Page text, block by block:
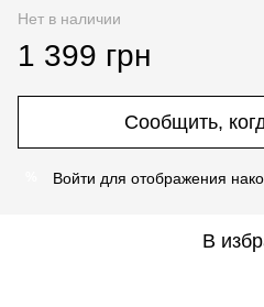
Нет в наличии
1 399 грн
Сообщить,
Войти для отображения
В